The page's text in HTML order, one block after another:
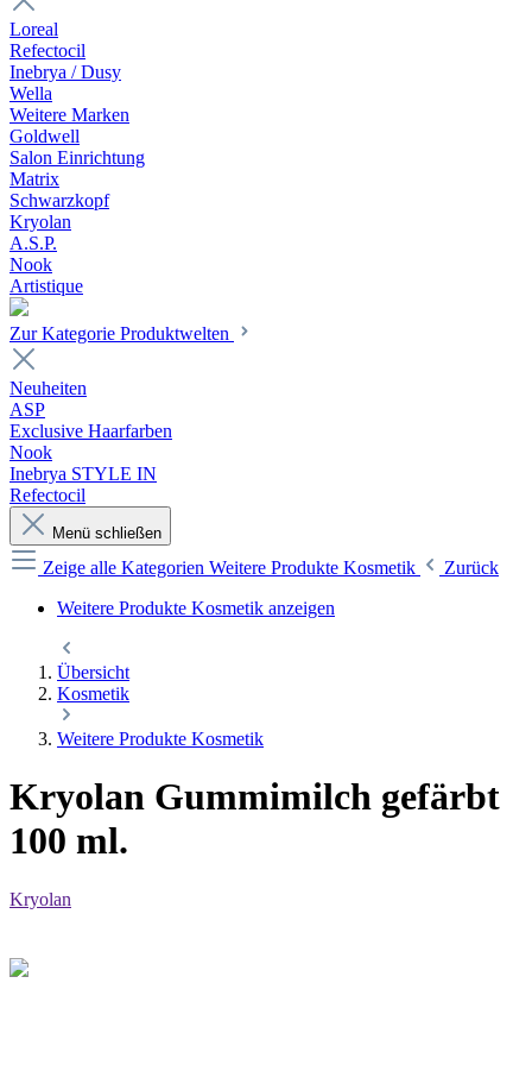
Loreal
Refectocil
Inebrya / Dusy
Wella
Weitere Marken
Goldwell
Salon Einrichtung
Matrix
Schwarzkopf
Kryolan
A.S.P.
Nook
Artistique
Zur Kategorie Produktwelten
Neuheiten
ASP
Exclusive Haarfarben
Nook
Inebrya STYLE IN
Refectocil
Menü schließen
Zeige alle Kategorien Weitere Produkte Kosmetik
Zurück
Weitere Produkte Kosmetik anzeigen
Übersicht
Kosmetik
Weitere Produkte Kosmetik
Kryolan Gummimilch gefärbt
100 ml.
Kryolan